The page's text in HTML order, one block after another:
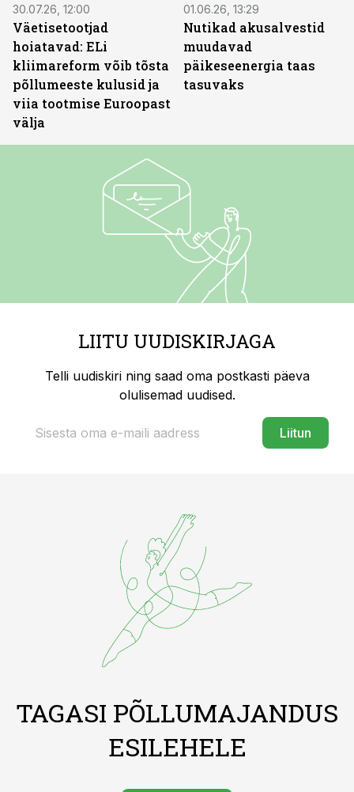
30.07.26, 12:00
Väetisetootjad
hoiatavad: ELi
kliimareform võib tõsta
põllumeeste kulusid ja
viia tootmise Euroopast
välja
01.06.26, 13:29
Nutikad akusalvestid
muudavad
päikeseenergia taas
tasuvaks
LIITU UUDISKIRJAGA
Telli uudiskiri ning saad oma postkasti päeva
olulisemad uudised.
Liitun
TAGASI PÕLLUMAJANDUS
ESILEHELE